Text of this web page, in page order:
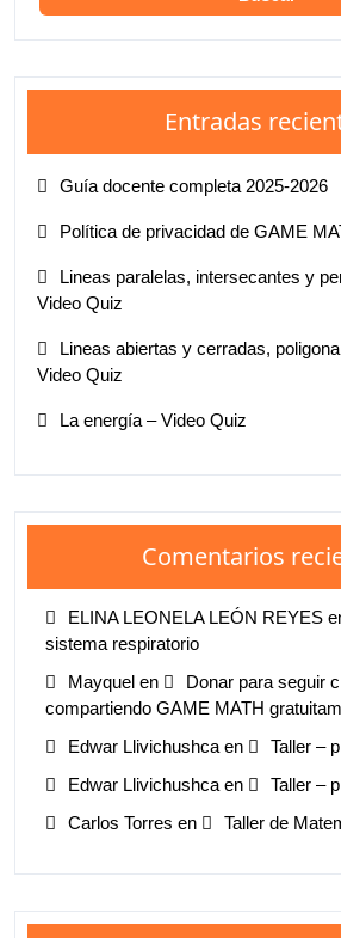
Entradas
Guía docente completa 2025-2026
Política de privacidad de GAME
Lineas paralelas, intersecantes y
Video Quiz
Lineas abiertas y cerradas,
Video Quiz
La energía – Video Quiz
Comentarios
ELINA LEONELA LEÓN REYES
sistema respiratorio
Mayquel en
Donar para seguir
compartiendo GAME MATH
Edwar Llivichushca en
Taller –
Edwar Llivichushca en
Taller –
Carlos Torres en Taller de